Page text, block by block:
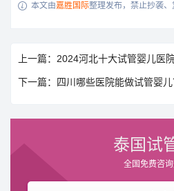
 本文由嘉胜国际整理发布，禁止抄袭
上一篇：2024河北十大试管婴儿医
下一篇：四川哪些医院能做试管婴
泰国试
全国免费咨